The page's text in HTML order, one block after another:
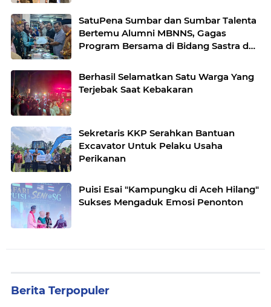
SatuPena Sumbar dan Sumbar Talenta
Bertemu Alumni MBNNS, Gagas
Program Bersama di Bidang Sastra dan
Berhasil Selamatkan Satu Warga Yang
Terjebak Saat Kebakaran
Sekretaris KKP Serahkan Bantuan
Excavator Untuk Pelaku Usaha
Perikanan
Puisi Esai "Kampungku di Aceh Hilang"
Sukses Mengaduk Emosi Penonton
Berita Terpopuler